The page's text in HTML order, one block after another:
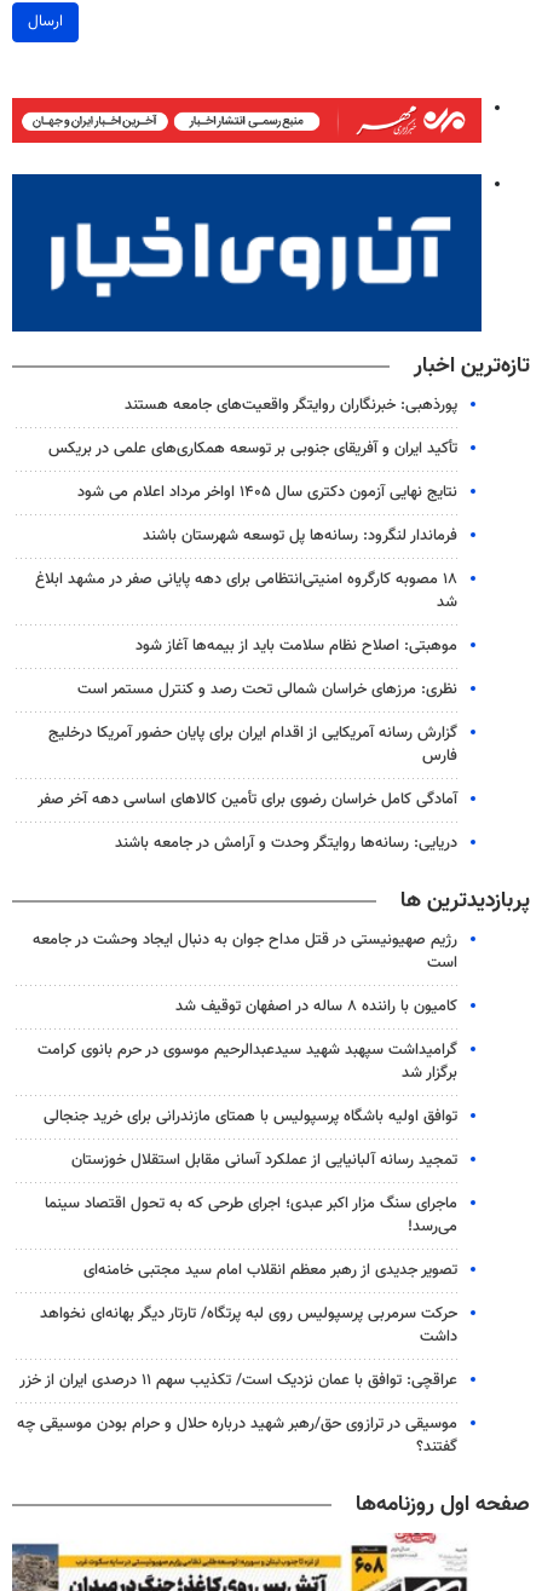
ارسال
تازه‌ترین اخبار
پورذهبی: خبرنگاران روایتگر واقعیت‌های جامعه‌ هستند
تأکید ایران و آفریقای جنوبی بر توسعه همکاری‌های علمی در بریکس
نتایج نهایی آزمون دکتری سال ۱۴۰۵ اواخر مرداد اعلام می شود
فرماندار لنگرود: رسانه‌ها پل توسعه شهرستان باشند
۱۸ مصوبه کارگروه امنیتی‌انتظامی برای دهه پایانی صفر در مشهد ابلاغ
شد
موهبتی: اصلاح نظام سلامت باید از بیمه‌ها آغاز شود
نظری: مرزهای خراسان شمالی تحت رصد و کنترل مستمر است
گزارش رسانه آمریکایی از اقدام ایران برای پایان حضور آمریکا درخلیج
فارس
آمادگی کامل خراسان رضوی برای تأمین کالاهای اساسی دهه آخر صفر
دریایی: رسانه‌ها روایتگر وحدت و آرامش در جامعه باشند
پربازدیدترین ها
رژیم صهیونیستی در قتل مداح جوان به دنبال ایجاد وحشت در جامعه
است
کامیون با راننده ۸ ساله در اصفهان توقیف شد
گرامیداشت سپهبد شهید سیدعبدالرحیم موسوی در حرم بانوی کرامت
برگزار شد
توافق اولیه باشگاه پرسپولیس با همتای مازندرانی برای خرید جنجالی
تمجید رسانه آلبانیایی از عملکرد آسانی مقابل استقلال خوزستان
ماجرای سنگ مزار اکبر عبدی؛ اجرای طرحی که به تحول اقتصاد سینما
می‌رسد!
تصویر جدیدی از رهبر معظم انقلاب امام سید مجتبی خامنه‌ای
حرکت سرمربی پرسپولیس روی لبه پرتگاه/ تارتار دیگر بهانه‌ای نخواهد
داشت
عراقچی: توافق با عمان نزدیک است/ تکذیب سهم ۱۱ درصدی ایران از خزر
موسیقی در ترازوی حق/رهبر شهید درباره حلال و حرام بودن موسیقی چه
گفتند؟
صفحه اول روزنامه‌ها